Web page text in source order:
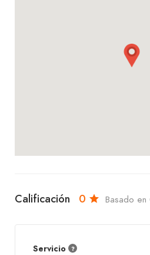
esperamos con los brazos
Calificación 0 Basado
Servicio